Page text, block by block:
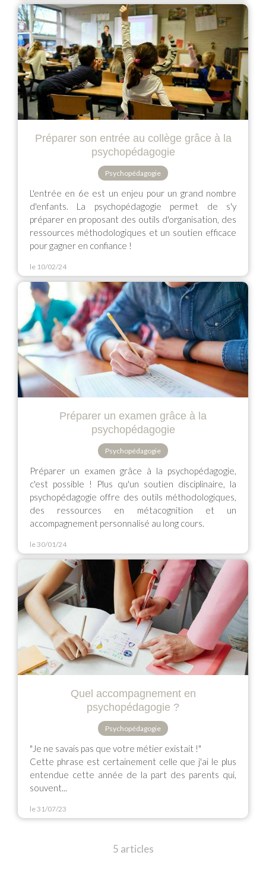
Préparer son entrée au collège grâce à la
psychopédagogie
Psychopédagogie
L'entrée en 6e est un enjeu pour un grand nombre
d'enfants. La psychopédagogie permet de s'y
préparer en proposant des outils d'organisation, des
ressources méthodologiques et un soutien efficace
pour gagner en confiance !
le 10/02/24
Préparer un examen grâce à la
psychopédagogie
Psychopédagogie
Préparer un examen grâce à la psychopédagogie,
c'est possible ! Plus qu'un soutien disciplinaire, la
psychopédagogie offre des outils méthodologiques,
des ressources en métacognition et un
accompagnement personnalisé au long cours.
le 30/01/24
Quel accompagnement en
psychopédagogie ?
Psychopédagogie
"Je ne savais pas que votre métier existait !"
Cette phrase est certainement celle que j'ai le plus
entendue cette année de la part des parents qui,
souvent...
le 31/07/23
5 articles